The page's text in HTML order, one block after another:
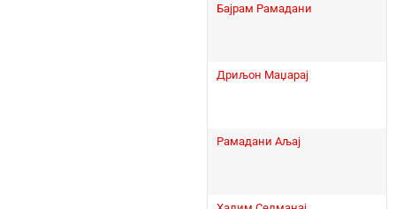
Бајрам Рамадани
Дриљон Маџарај
Рамадани Аљај